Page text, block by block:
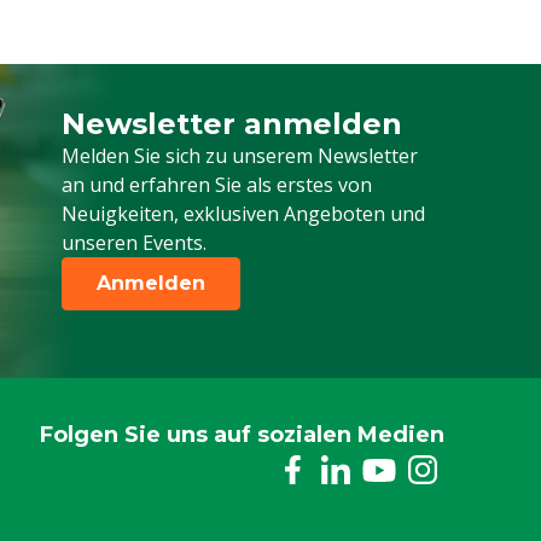
Newsletter anmelden
Melden Sie sich zu unserem Newsletter
an und erfahren Sie als erstes von
Neuigkeiten, exklusiven Angeboten und
unseren Events.
Melden Sie sich für unseren Newsletter
Anmelden
Folgen Sie uns auf sozialen Medien